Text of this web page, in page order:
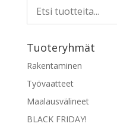
Tuoteryhmät
Rakentaminen
Työvaatteet
Maalausvälineet
BLACK FRIDAY!